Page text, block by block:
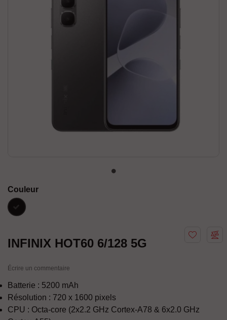
Couleur
Noir
INFINIX HOT60 6/128 5G
Écrire un commentaire
Batterie : 5200 mAh
Résolution : 720 x 1600 pixels
CPU : Octa-core (2x2.2 GHz Cortex-A78 & 6x2.0 GHz